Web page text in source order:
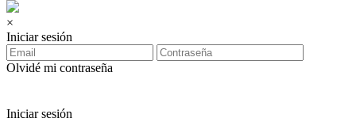
×
Iniciar sesión
Olvidé mi contraseña
Iniciar sesión